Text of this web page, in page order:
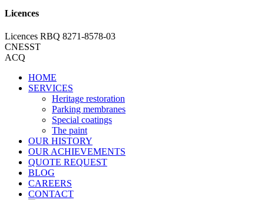
Licences
Licences RBQ 8271-8578-03
CNESST
ACQ
HOME
SERVICES
Heritage restoration
Parking membranes
Special coatings
The paint
OUR HISTORY
OUR ACHIEVEMENTS
QUOTE REQUEST
BLOG
CAREERS
CONTACT